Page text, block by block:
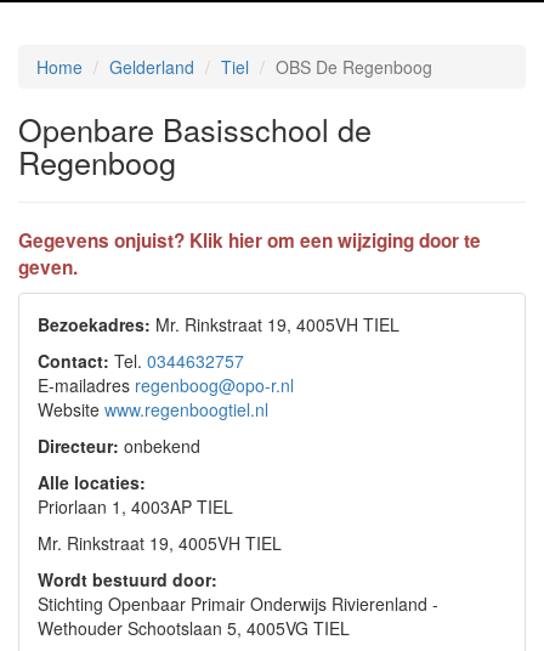
Home Gelderland Tiel OBS De Regenboog
Openbare Basisschool de
Regenboog
Gegevens onjuist? Klik hier om een wijziging door te
geven.
Bezoekadres: Mr. Rinkstraat 19, 4005VH TIEL
Contact: Tel. 0344632757
E-mailadres regenboog@opo-r.nl
Website www.regenboogtiel.nl
Directeur: onbekend
Alle locaties:
Priorlaan 1, 4003AP TIEL
Mr. Rinkstraat 19, 4005VH TIEL
Wordt bestuurd door:
Stichting Openbaar Primair Onderwijs Rivierenland -
Wethouder Schootslaan 5, 4005VG TIEL